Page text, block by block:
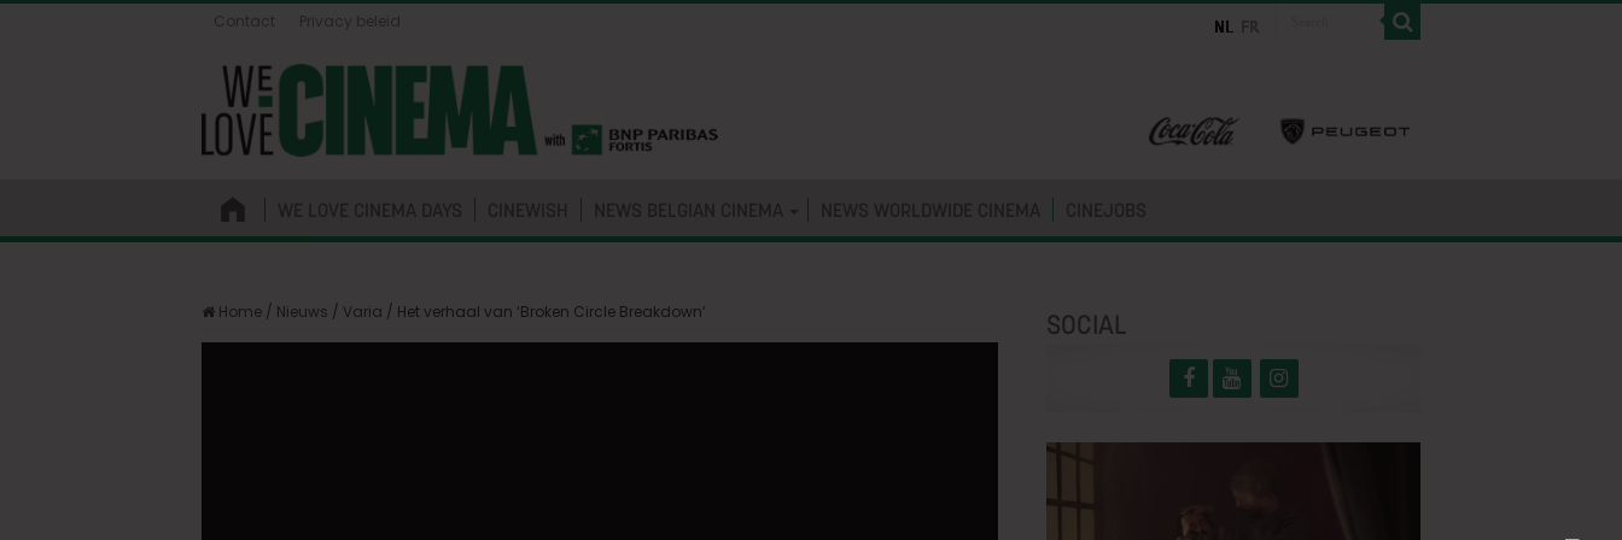
Contact Privacy beleid
WE LOVE CINEMA DAYS CINEWISH NEWS BELGIAN CINEMA NEWS WORLDWIDE CINEMA CINEJOBS
Home / Nieuws / Varia / Het verhaal van ‘Broken Circle Breakdown’ SOCIAL